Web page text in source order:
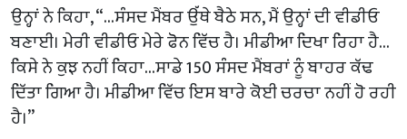
ਉਨ੍ਹਾਂ ਨੇ ਕਿਹਾ, “…ਸੰਸਦ ਮੈਂਬਰ ਉੱਥੇ ਬੈਠੇ ਸਨ, ਮੈਂ ਉਨ੍ਹਾਂ ਦੀ ਵੀਡੀਓ
ਬਣਾਈ। ਮੇਰੀ ਵੀਡੀਓ ਮੇਰੇ ਫੋਨ ਵਿੱਚ ਹੈ। ਮੀਡੀਆ ਦਿਖਾ ਰਿਹਾ ਹੈ…
ਕਿਸੇ ਨੇ ਕੁਝ ਨਹੀਂ ਕਿਹਾ…ਸਾਡੇ 150 ਸੰਸਦ ਮੈਂਬਰਾਂ ਨੂੰ ਬਾਹਰ ਕੱਢ
ਦਿੱਤਾ ਗਿਆ ਹੈ। ਮੀਡੀਆ ਵਿੱਚ ਇਸ ਬਾਰੇ ਕੋਈ ਚਰਚਾ ਨਹੀਂ ਹੋ ਰਹੀ
ਹੈ।”